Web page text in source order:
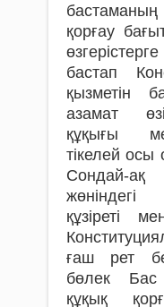
бастаманың
қорғау
бастап
қызме­­тін
азамат
құқығы
тікелей осы
Сондай-
жөніндегі
құзіреті
ғаш рет
бөлек Бас
құқық